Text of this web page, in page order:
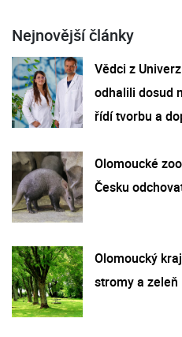
Nejnovější články
Vědci z
odhalili dosud
řídí tvorbu a
Olomoucké
Česku
Olomoucký
stromy a zeleň